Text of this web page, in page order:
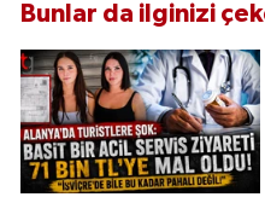
Bunlar da ilginizi